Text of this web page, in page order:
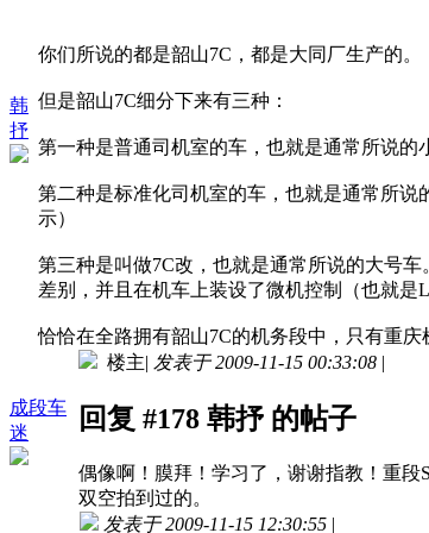
韩
抒
你们所说的都是韶山7C，都是大同厂生产的。
但是韶山7C细分下来有三种：
第一种是普通司机室的车，也就是通常所说的
第二种是标准化司机室的车，也就是通常所说
示）
第三种是叫做7C改，也就是通常所说的大号
差别，并且在机车上装设了微机控制（也就是
恰恰在全路拥有韶山7C的机务段中，只有重
成段车
迷
楼主| 发表于 2009-11-15 00:33:08 |
回复 #178 韩抒 的帖子
偶像啊！膜拜！学习了，谢谢指教！重段
双空拍到过的。
发表于 2009-11-15 12:30:55 |